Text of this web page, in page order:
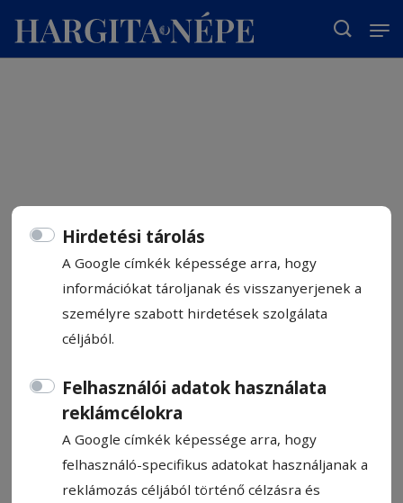
Hirdetési tárolás
A Google címkék képessége arra, hogy
információkat tároljanak és visszanyerjenek a
személyre szabott hirdetések szolgálata
céljából.
Felhasználói adatok használata
reklámcélokra
A Google címkék képessége arra, hogy
felhasználó-specifikus adatokat használjanak a
reklámozás céljából történő célzásra és